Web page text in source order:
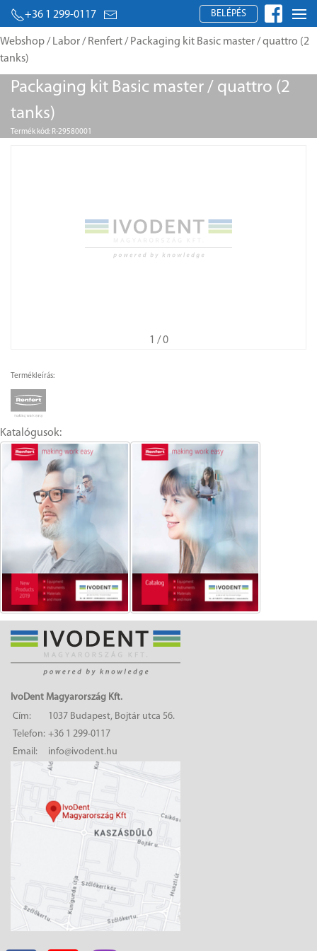
+36 1 299-0117 BELÉPÉS
Webshop/ Labor/ Renfert/ Packaging kit Basic master / quattro (2
tanks)
Packaging kit Basic master / quattro (2
tanks)
Termék kód: R-29580001
1 / 0
Termékleírás:
Katalógusok:
IvoDent Magyarország Kft.
Cím:
1037 Budapest, Bojtár utca 56.
Telefon: +36 1 299-0117
Email:
info@ivodent.hu